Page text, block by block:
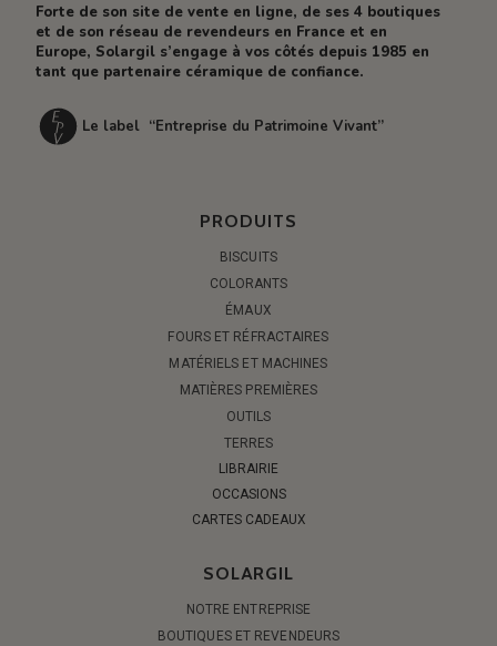
Forte de son site de vente en ligne, de ses 4 boutiques
et de son réseau de revendeurs en France et en
Europe, Solargil s’engage à vos côtés depuis 1985 en
tant que partenaire céramique de confiance.
Le label “Entreprise du Patrimoine Vivant”
PRODUITS
BISCUITS
COLORANTS
ÉMAUX
FOURS ET RÉFRACTAIRES
MATÉRIELS ET MACHINES
MATIÈRES PREMIÈRES
OUTILS
TERRES
LIBRAIRIE
OCCASIONS
CARTES CADEAUX
SOLARGIL
NOTRE ENTREPRISE
BOUTIQUES ET REVENDEURS